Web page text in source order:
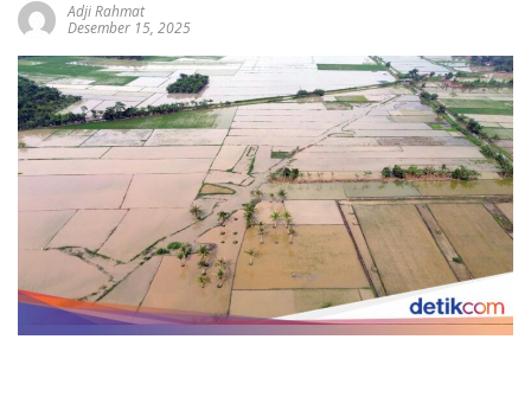
Adji Rahmat
Desember 15, 2025